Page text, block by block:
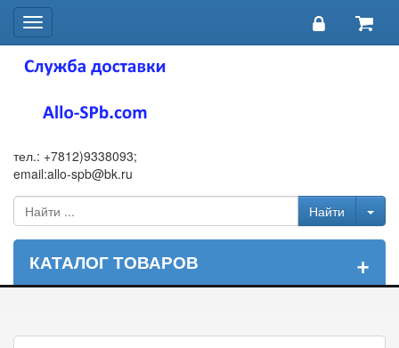
Toggle
navigation
тел.: +7812)9338093;
email:allo-spb@bk.ru
КАТАЛОГ ТОВАРОВ +